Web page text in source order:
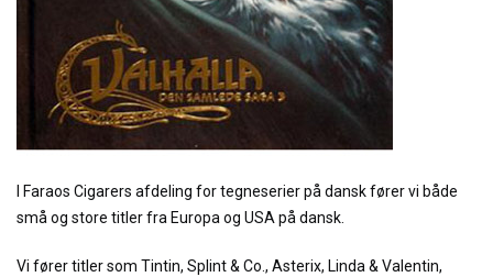
I Faraos Cigarers afdeling for tegneserier på dansk fører vi både
små og store titler fra Europa og USA på dansk.
Vi fører titler som Tintin, Splint & Co., Asterix, Linda & Valentin,